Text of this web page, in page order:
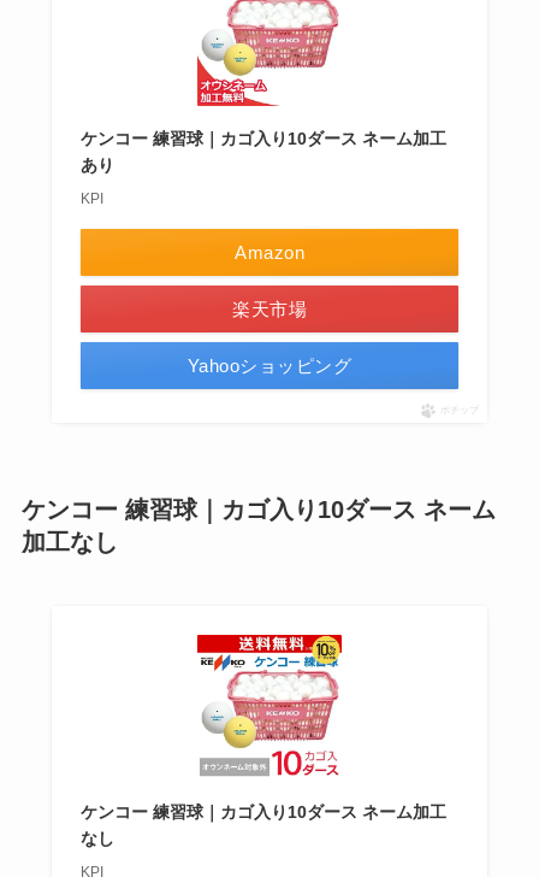
ケンコー 練習球｜カゴ入り10ダース ネーム加工
あり
KPI
Amazon
楽天市場
Yahooショッピング
ポチップ
ケンコー 練習球｜カゴ入り10ダース ネーム
加工なし
ケンコー 練習球｜カゴ入り10ダース ネーム加工
なし
KPI